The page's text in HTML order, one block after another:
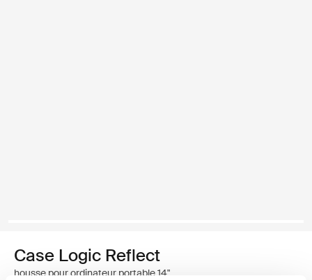
Case Logic Reflect
housse pour ordinateur portable 14"